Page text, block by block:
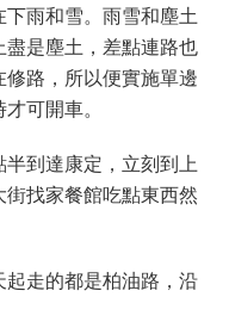
雨和雪。雨雪和塵土
是塵土，差點連路也
路，所以便實施單邊
可開車。
到達康定，立刻到上
找家餐館吃點東西然
走的都是柏油路，沿